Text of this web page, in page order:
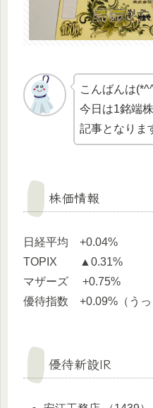
こんばんは
今日は1銘端
記事となりま
株価情報
日経平均 +0.04%
TOPIX ▲0.31%
マザーズ +0.75%
優待指数 +0.09%（うっ
優待新設IR